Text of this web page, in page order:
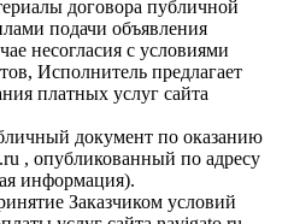
договора публичной
подачи объявления
несогласия с условиями
Исполнитель предлагает
платных услуг сайта
документ по оказанию
, опубликованный по адресу
информация).
Заказчиком условий